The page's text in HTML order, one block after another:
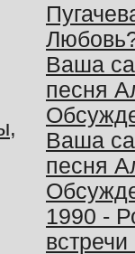
Ваша
песня
Ваша
песня
1990 -